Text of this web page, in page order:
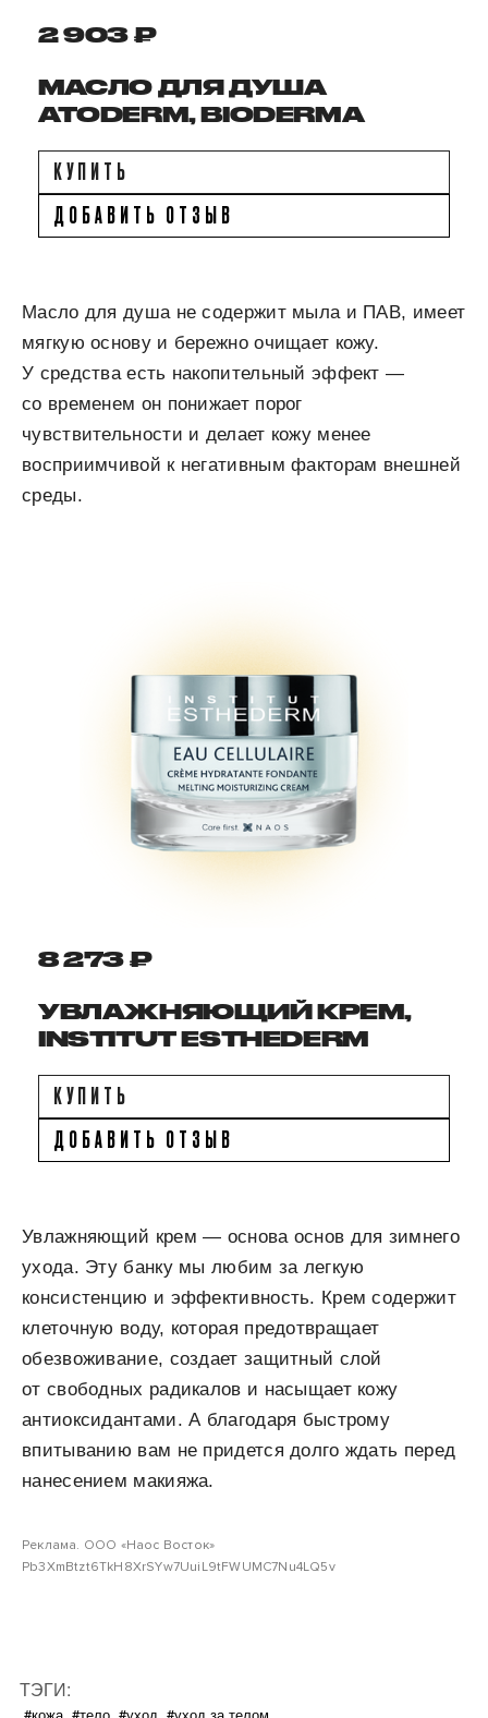
2 903 ₽
МАСЛО ДЛЯ ДУША
ATODERM, BIODERMA
КУПИТЬ
ДОБАВИТЬ ОТЗЫВ
Масло для душа не содержит мыла и ПАВ, имеет
мягкую основу и бережно очищает кожу.
У средства есть накопительный эффект —
со временем он понижает порог
чувствительности и делает кожу менее
восприимчивой к негативным факторам внешней
среды.
8 273 ₽
УВЛАЖНЯЮЩИЙ КРЕМ,
INSTITUT ESTHEDERM
КУПИТЬ
ДОБАВИТЬ ОТЗЫВ
Увлажняющий крем — основа основ для зимнего
ухода. Эту банку мы любим за легкую
консистенцию и эффективность. Крем содержит
клеточную воду, которая предотвращает
обезвоживание, создает защитный слой
от свободных радикалов и насыщает кожу
антиоксидантами. А благодаря быстрому
впитыванию вам не придется долго ждать перед
нанесением макияжа.
Реклама. ООО «Наос Восток»
Pb3XmBtzt6TkH8XrSYw7UuiL9tFWUMC7Nu4LQ5v
ТЭГИ: